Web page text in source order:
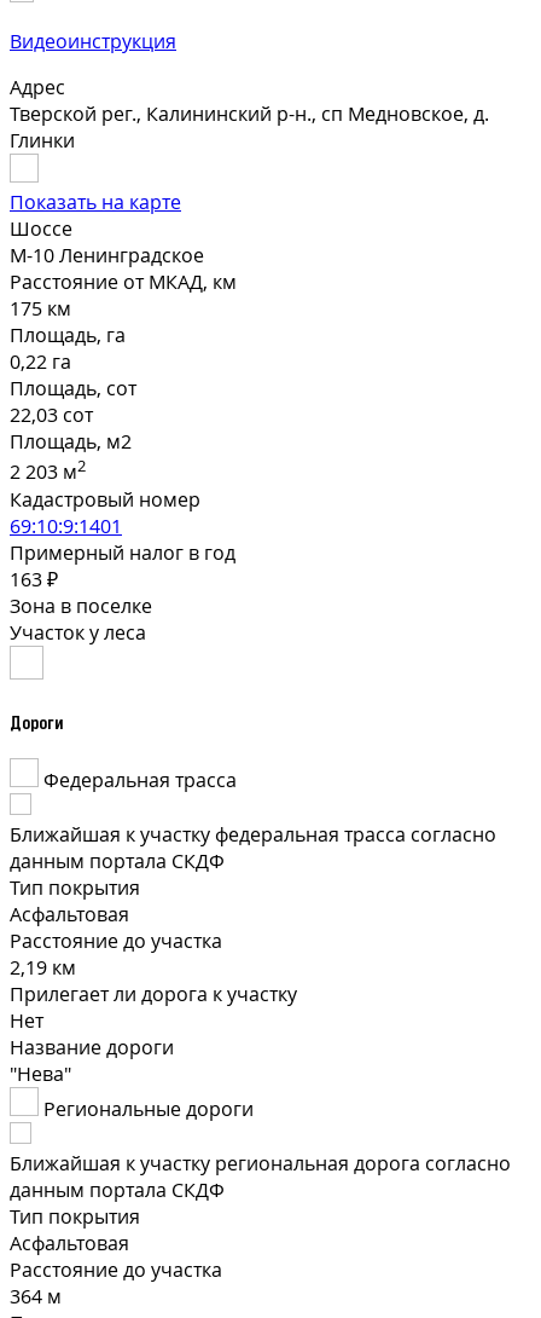
Видеоинструкция
Адрес
Тверской рег., Калининский р-н., сп Медновское, д.
Глинки
Показать на карте
Шоссе
М-10 Ленинградское
Расстояние от МКАД, км
175 км
Площадь, га
0,22 га
Площадь, сот
22,03 сот
Площадь, м2
2 203 м2
Кадастровый номер
69:10:9:1401
Примерный налог в год
163 ₽
Зона в поселке
Участок у леса
Дороги
Федеральная трасса
Ближайшая к участку федеральная трасса согласно
данным портала СКДФ
Тип покрытия
Асфальтовая
Расстояние до участка
2,19 км
Прилегает ли дорога к участку
Нет
Название дороги
"Нева"
Региональные дороги
Ближайшая к участку региональная дорога согласно
данным портала СКДФ
Тип покрытия
Асфальтовая
Расстояние до участка
364 м